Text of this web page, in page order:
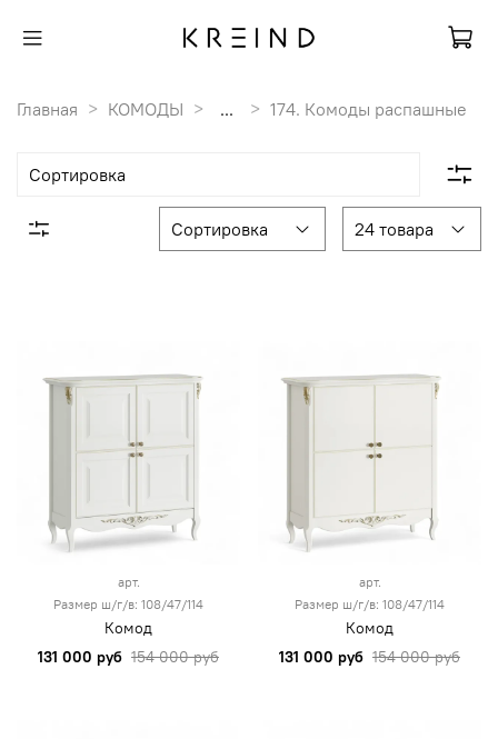
Главная КОМОДЫ ... 174. Комоды распашные
арт.
Размер ш/г/в: 108/47/114
Комод
131 000 руб 154 000 руб
арт.
Размер ш/г/в: 108/47/114
Комод
131 000 руб 154 000 руб